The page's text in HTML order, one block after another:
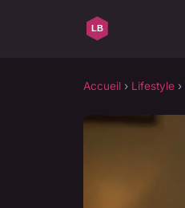
Accueil › Lifestyle ›